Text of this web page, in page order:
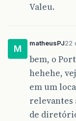
Valeu.
M
matheusPJ22
bem, o
hehehe,
em um
relevantes
de